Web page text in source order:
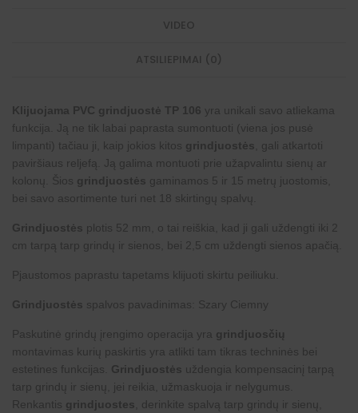
VIDEO
ATSILIEPIMAI (0)
Klijuojama PVC grindjuostė TP 106 yra unikali savo atliekama
funkcija. Ją ne tik labai paprasta sumontuoti (viena jos pusė
limpanti) tačiau ji, kaip jokios kitos grindjuostės , gali atkartoti
paviršiaus reljefą. Ją galima montuoti prie užapvalintu sienų ar
kolonų. Šios grindjuostės gaminamos 5 ir 15 metrų juostomis,
bei savo asortimente turi net 18 skirtingų spalvų.
Grindjuostės plotis 52 mm, o tai reiškia, kad ji gali uždengti iki 2
cm tarpą tarp grindų ir sienos, bei 2,5 cm uždengti sienos apačią.
Pjaustomos paprastu tapetams klijuoti skirtu peiliuku.
Grindjuostės spalvos pavadinimas: Szary Ciemny
Paskutinė grindų įrengimo operacija yra grindjuosčių
montavimas kurių paskirtis yra atlikti tam tikras techninės bei
estetines funkcijas. Grindjuostės uždengia kompensacinį tarpą
tarp grindų ir sienų, jei reikia, užmaskuoja ir nelygumus.
Renkantis grindjuostes , derinkite spalvą tarp grindų ir sienų,